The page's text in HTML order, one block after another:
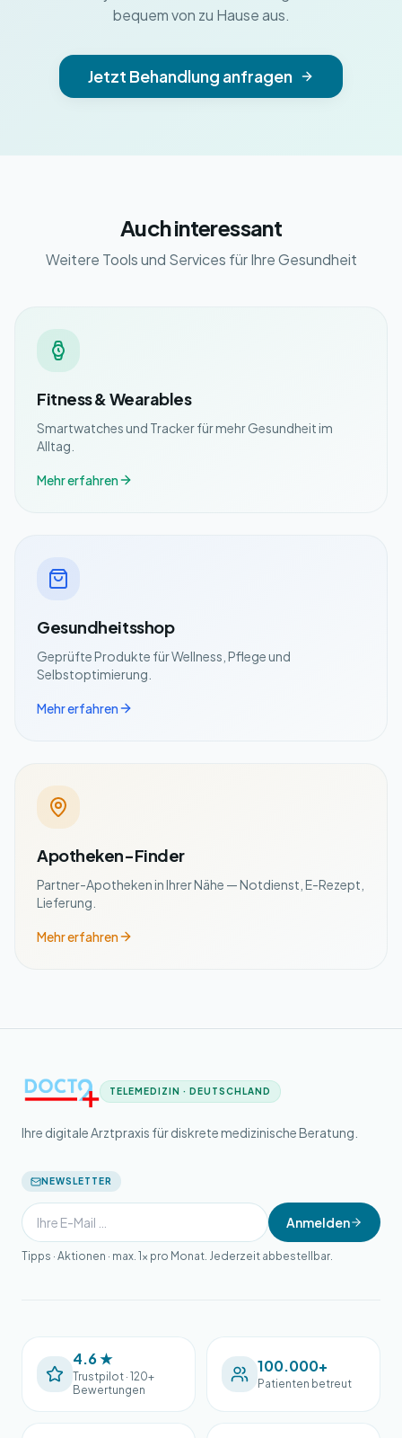
bequem von zu Hause aus.
Jetzt Behandlung anfragen
Auch interessant
Weitere Tools und Services für Ihre Gesundheit
Fitness & Wearables
Smartwatches und Tracker für mehr Gesundheit im
Alltag.
Mehr erfahren
Gesundheitsshop
Geprüfte Produkte für Wellness, Pflege und
Selbstoptimierung.
Mehr erfahren
Apotheken-Finder
Partner-Apotheken in Ihrer Nähe — Notdienst, E-Rezept,
Lieferung.
Mehr erfahren
TELEMEDIZIN · DEUTSCHLAND
Ihre digitale Arztpraxis für diskrete medizinische Beratung.
NEWSLETTER
Anmelden
Tipps · Aktionen · max. 1× pro Monat. Jederzeit abbestellbar.
4.6 ★
Trustpilot · 120+
Bewertungen
100.000+
Patienten betreut